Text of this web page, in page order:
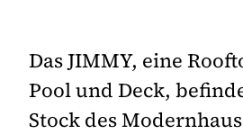
Das JIMMY, eine
Pool und Deck,
Stock des